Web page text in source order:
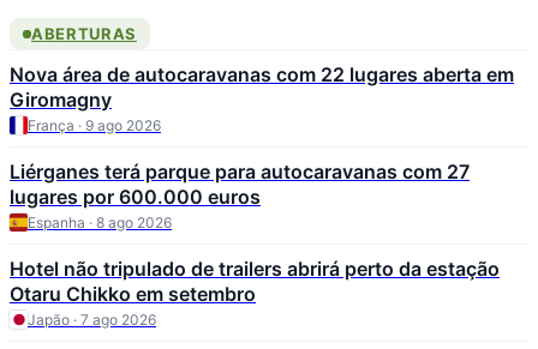
ABERTURAS
Nova área de autocaravanas com 22 lugares aberta em
Giromagny
França · 9 ago 2026
Liérganes terá parque para autocaravanas com 27
lugares por 600.000 euros
Espanha · 8 ago 2026
Hotel não tripulado de trailers abrirá perto da estação
Otaru Chikko em setembro
Japão · 7 ago 2026